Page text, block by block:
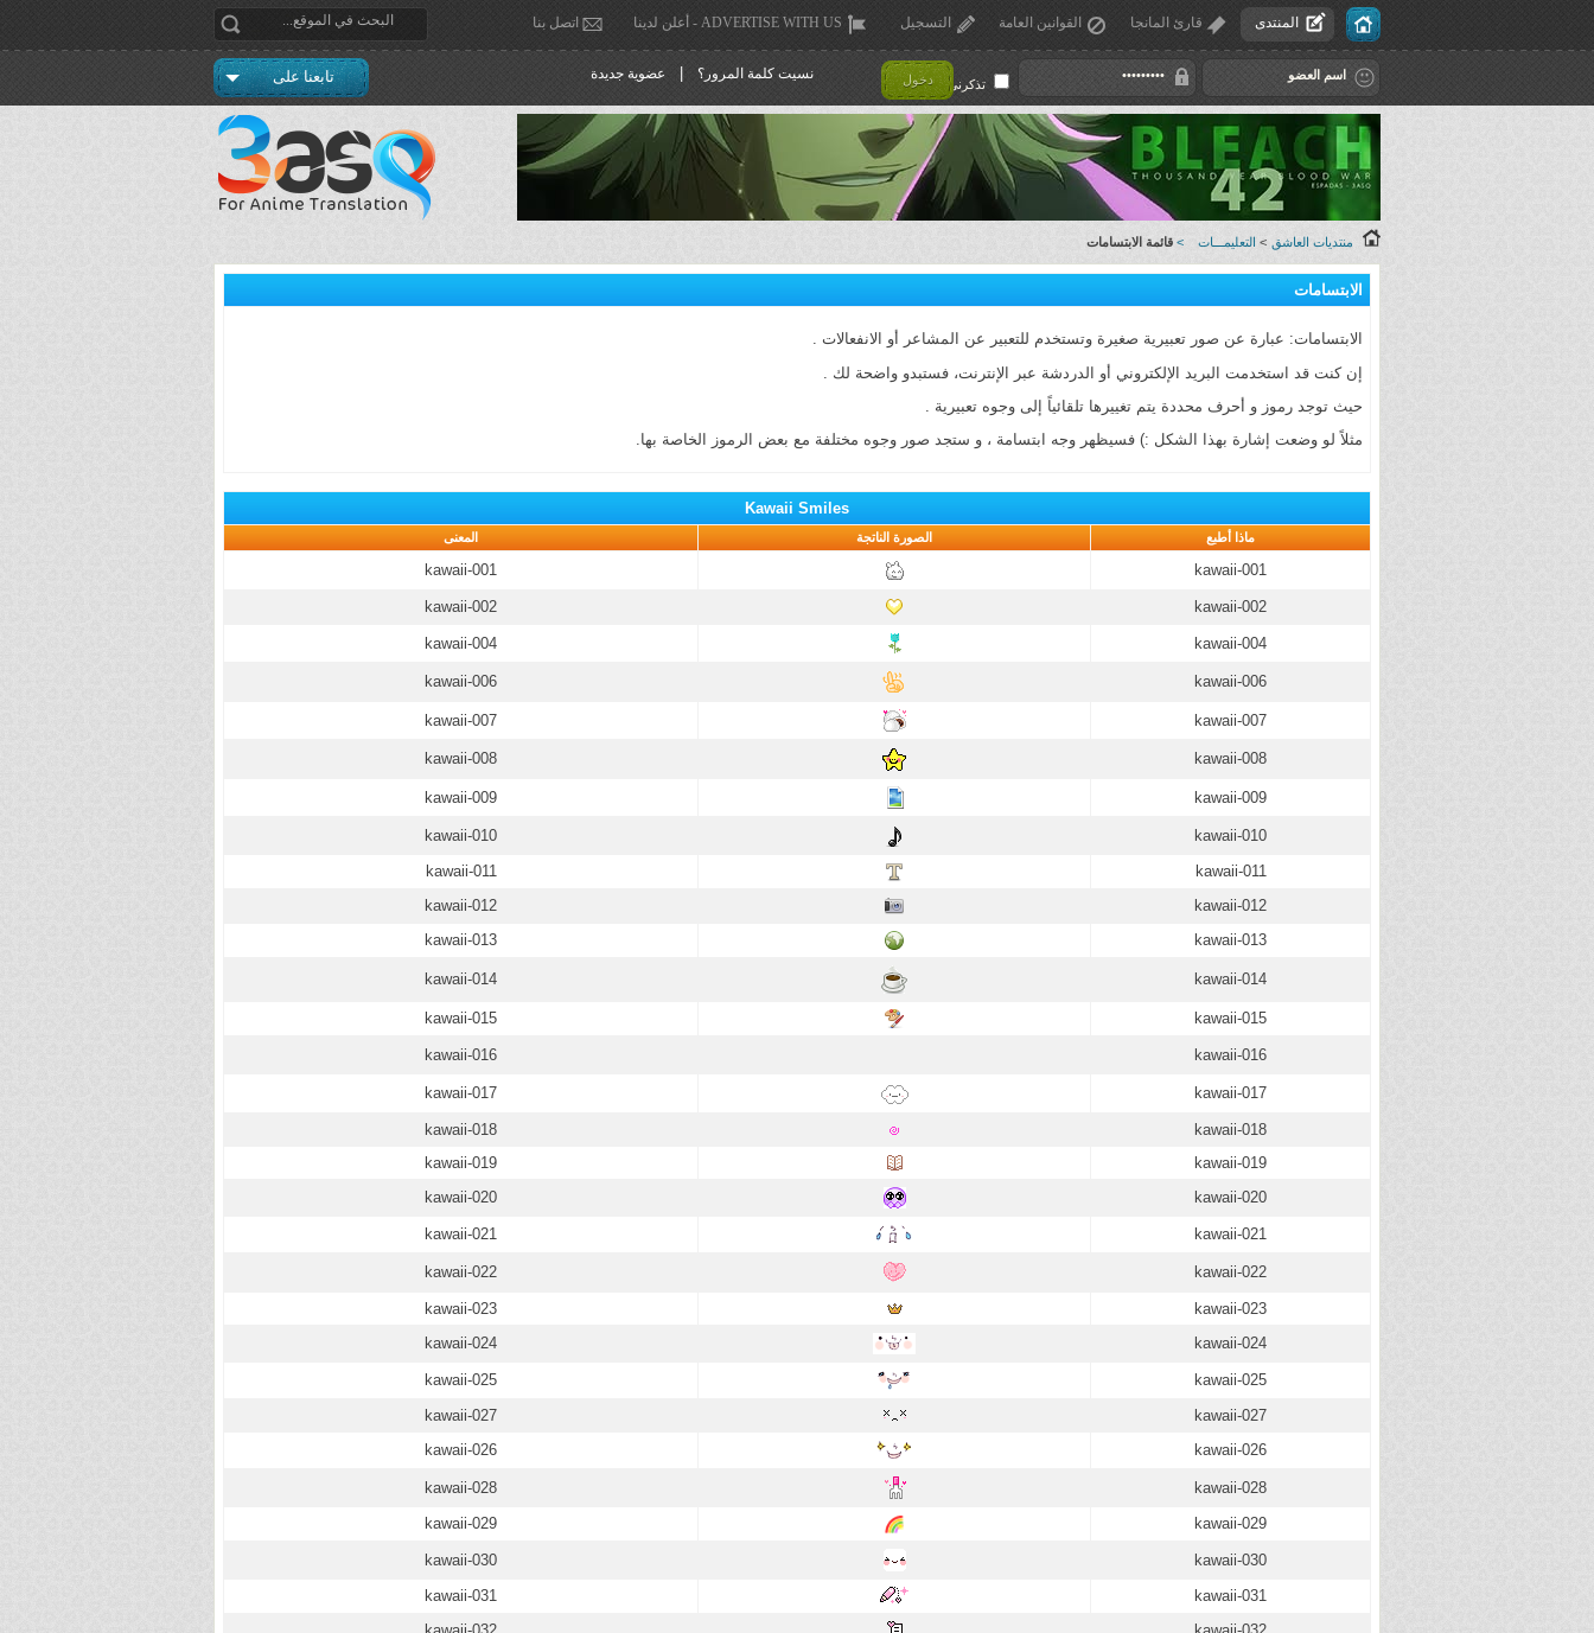
المنتدى قارئ المانجا القوانين العامة التسجيل ADVERTISE WITH US - أعلن لدينا اتصل بنا
تذكرني ! دخول نسيت كلمة المرور؟ عضوية جديدة تابعنا على
منتديات العاشق > التعليمـــات > قائمة الابتسامات
الابتسامات
الابتسامات: عبارة عن صور تعبيرية صغيرة وتستخدم للتعبير عن المشاعر أو الانفعالات .
إن كنت قد استخدمت البريد الإلكتروني أو الدردشة عبر الإنترنت، فستبدو واضحة لك .
حيث توجد رموز و أحرف محددة يتم تغييرها تلقائياً إلى وجوه تعبيرية .
مثلاً لو وضعت إشارة بهذا الشكل :) فسيظهر وجه ابتسامة ، و ستجد صور وجوه مختلفة مع بعض الرموز الخاصة بها.
Kawaii Smiles
ماذا أطبع الصورة الناتجة المعنى
kawaii-001
kawaii-001
kawaii-002
kawaii-002
kawaii-004
kawaii-004
kawaii-006
kawaii-006
kawaii-007
kawaii-007
kawaii-008
kawaii-008
kawaii-009
kawaii-009
kawaii-010
kawaii-010
kawaii-011
kawaii-011
kawaii-012
kawaii-012
kawaii-013
kawaii-013
kawaii-014
kawaii-014
kawaii-015
kawaii-015
kawaii-016
kawaii-016
kawaii-017
kawaii-017
kawaii-018
kawaii-018
kawaii-019
kawaii-019
kawaii-020
kawaii-020
kawaii-021
kawaii-021
kawaii-022
kawaii-022
kawaii-023
kawaii-023
kawaii-024
kawaii-024
kawaii-025
kawaii-025
kawaii-027
kawaii-027
kawaii-026
kawaii-026
kawaii-028
kawaii-028
kawaii-029
kawaii-029
kawaii-030
kawaii-030
kawaii-031
kawaii-031